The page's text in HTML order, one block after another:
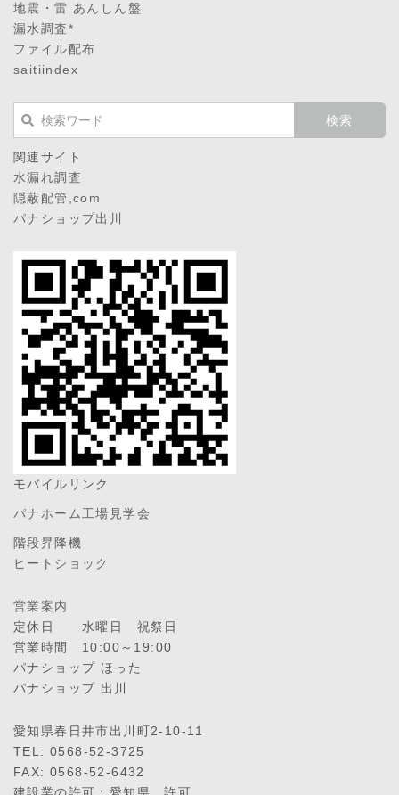
地震・雷 あんしん盤
漏水調査*
ファイル配布
saitiindex
関連サイト
水漏れ調査
隠蔽配管,com
パナショップ出川
モバイルリンク
パナホーム工場見学会
階段昇降機
ヒートショック
営業案内
定休日 水曜日 祝祭日
営業時間 10:00～19:00
パナショップ ほった
パナショップ 出川
愛知県春日井市出川町2-10-11
TEL: 0568-52-3725
FAX: 0568-52-6432